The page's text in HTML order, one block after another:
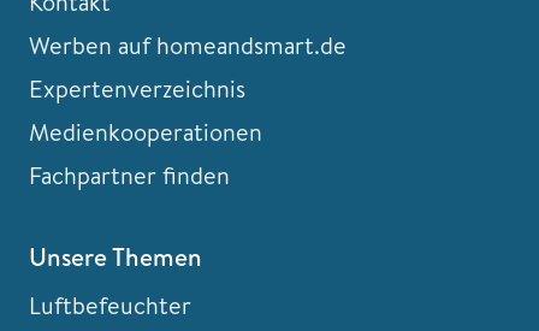
Werben auf homeandsmart.de
Expertenverzeichnis
Medienkooperationen
Fachpartner finden
Unsere Themen
Luftbefeuchter